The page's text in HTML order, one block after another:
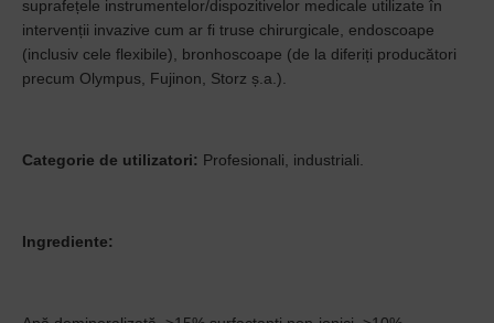
suprafețele instrumentelor/dispozitivelor medicale utilizate în
intervenții invazive cum ar fi truse chirurgicale, endoscoape
(inclusiv cele flexibile), bronhoscoape (de la diferiți producători
precum Olympus, Fujinon, Storz ș.a.).
Categorie de utilizatori: Profesionali, industriali.
Ingrediente: